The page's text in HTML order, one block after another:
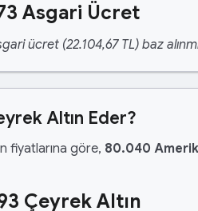
Asgari Ücret
ücret (22.104,67 TL) baz
Altın Eder?
fiyatlarına göre, 80.040
Çeyrek Altın